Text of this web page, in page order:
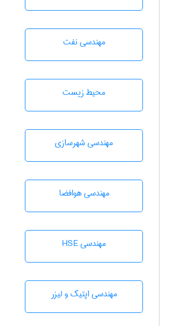
مهندسی نفت
محيط زيست
مهندسی شهرسازی
مهندسی هوافضا
مهندسی HSE
مهندسی اپتیک و لیزر